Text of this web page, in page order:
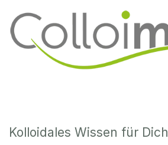
Kolloidales Wissen für Dich